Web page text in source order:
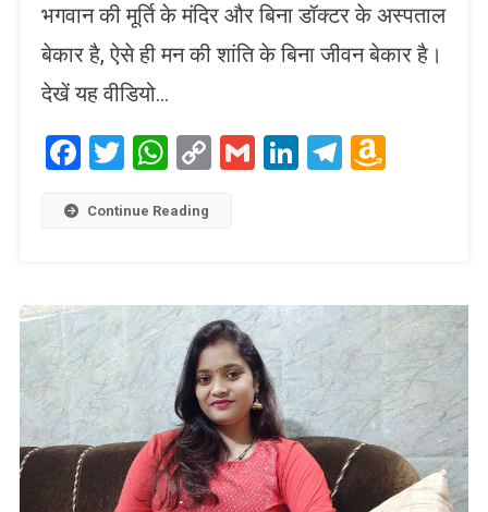
भगवान की मूर्ति के मंदिर और बिना डॉक्टर के अस्पताल
बेकार है, ऐसे ही मन की शांति के बिना जीवन बेकार है।
देखें यह वीडियो…
Facebook
Twitter
WhatsApp
CopyGmailLinkedIn
Telegram
Continue Reading